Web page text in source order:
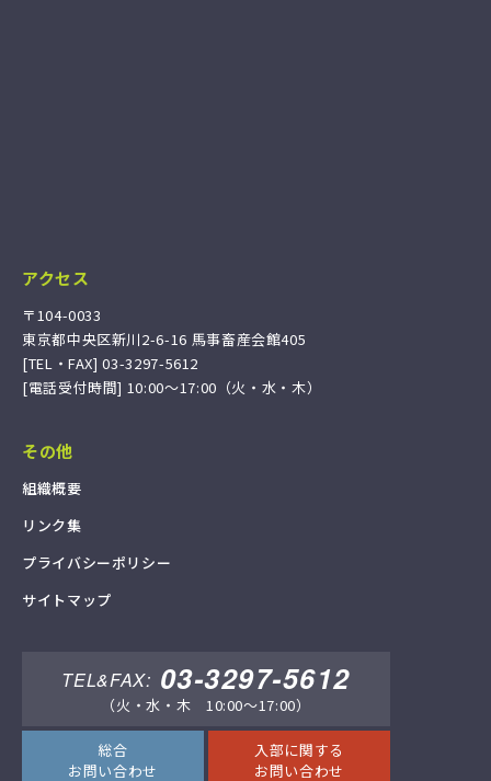
アクセス
〒104-0033
東京都中央区新川2-6-16 馬事畜産会館405
[TEL・FAX] 03-3297-5612
[電話受付時間] 10:00〜17:00（火・水・木）
その他
組織概要
リ ンク集
プライバシーポリ シー
サイ ト マ ップ
TEL&FAX: 03-3297-5612
（火・水・木 10:00～17:00）
総合
お問い合わせ
入部に関する
お問い合わせ